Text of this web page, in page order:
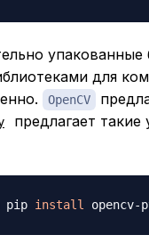
для
OpenCV
предлагает
install opencv-